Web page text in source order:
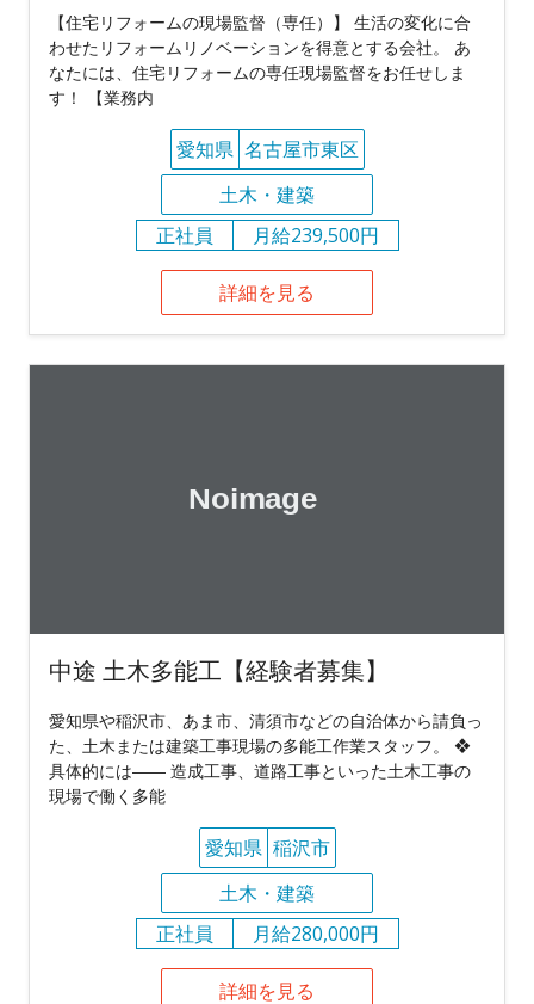
【住宅リフォームの現場監督（専任）】 生活の変化に合
わせたリフォームリノベーションを得意とする会社。 あ
なたには、住宅リフォームの専任現場監督をお任せしま
す！ 【業務内
愛知県 名古屋市東区
土木・建築
正社員
月給239,500円
詳細を見る
中途 土木多能工【経験者募集】
愛知県や稲沢市、あま市、清須市などの⾃治体から請負っ
た、⼟⽊または建築⼯事現場の多能工作業スタッフ。 ❖
具体的には―― 造成⼯事、道路⼯事といった⼟⽊⼯事の
現場で働く多能
愛知県 稲沢市
土木・建築
正社員
月給280,000円
詳細を見る